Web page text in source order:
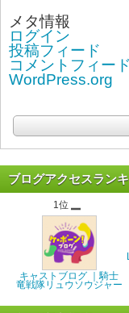
メタ情報
ログイン
投稿フィード
コメントフィード
WordPress.org
ブログアクセスラン
1位
キャストブログ ｜騎士
竜戦隊リュウソウジャー